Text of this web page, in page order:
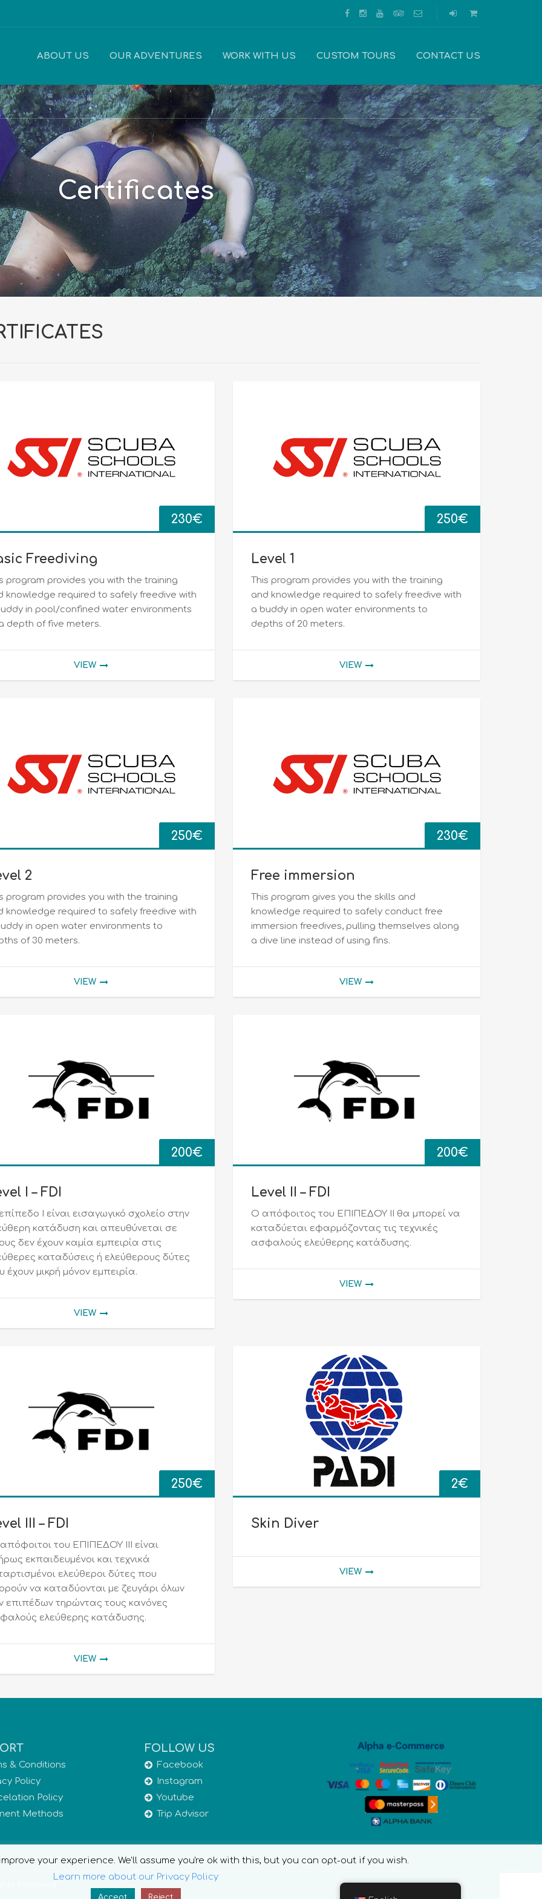
ABOUT US OUR ADVENTURES WORK WITH US CUSTOM TOURS CONTACT US
Certificates
230€
Freediving
program provides you with the training
knowledge required to safely freedive with
in pool/confined water environments
depth of five meters.
VIEW
250€
Level 1
This program provides you with the training
and knowledge required to safely freedive with
a buddy in open water environments to
depths of 20 meters.
VIEW
250€
2
program provides you with the training
knowledge required to safely freedive with
in open water environments to
of 30 meters.
VIEW
230€
Free immersion
This program gives you the skills and
knowledge required to safely conduct free
immersion freedives, pulling themselves along
a dive line instead of using fins.
VIEW
200€
I – FDI
Ι είναι εισαγωγικό σχολείο στην
κατάδυση και απευθύνεται σε
δεν έχουν καμία εμπειρία στις
καταδύσεις ή ελεύθερους δύτες
έχουν μικρή μόνον εμπειρία.
VIEW
200€
Level II – FDI
Ο απόφοιτος του ΕΠΙΠΕΔΟΥ ΙΙ θα μπορεί να
καταδύεται εφαρμόζοντας τις τεχνικές
ασφαλούς ελεύθερης κατάδυσης.
VIEW
250€
III – FDI
του ΕΠΙΠΕΔΟΥ ΙΙΙ είναι
εκπαιδευμένοι και τεχνικά
ελεύθεροι δύτες που
να καταδύονται με ζευγάρι όλων
επιπέδων τηρώντας τους κανόνες
ελεύθερης κατάδυσης.
VIEW
2€
Skin Diver
VIEW
& Conditions
Policy
Policy
Methods
FOLLOW US
Facebook
Instagram
Youtube
Trip Advisor
your experience. We'll assume you're ok with this, but you can opt-out if you wish.
Learn more about our Privacy Policy
Accept Reject